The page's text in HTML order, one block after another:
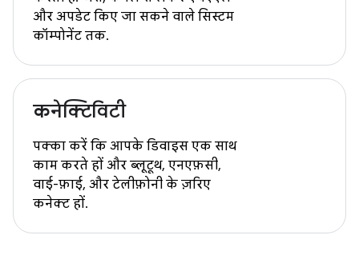
और अपडेट किए जा सकने वाले सिस्टम
कॉम्पोनेंट तक.
कनेक्टिविटी
पक्का करें कि आपके डिवाइस एक साथ
काम करते हों और ब्लूटूथ, एनएफ़सी,
वाई-फ़ाई, और टेलीफ़ोनी के ज़रिए
कनेक्ट हों.